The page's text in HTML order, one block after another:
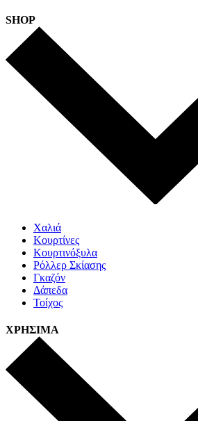
SHOP
Χαλιά
Κουρτίνες
Κουρτινόξυλα
Ρόλλερ Σκίασης
Γκαζόν
Δάπεδα
Τοίχος
ΧΡΗΣΙΜΑ